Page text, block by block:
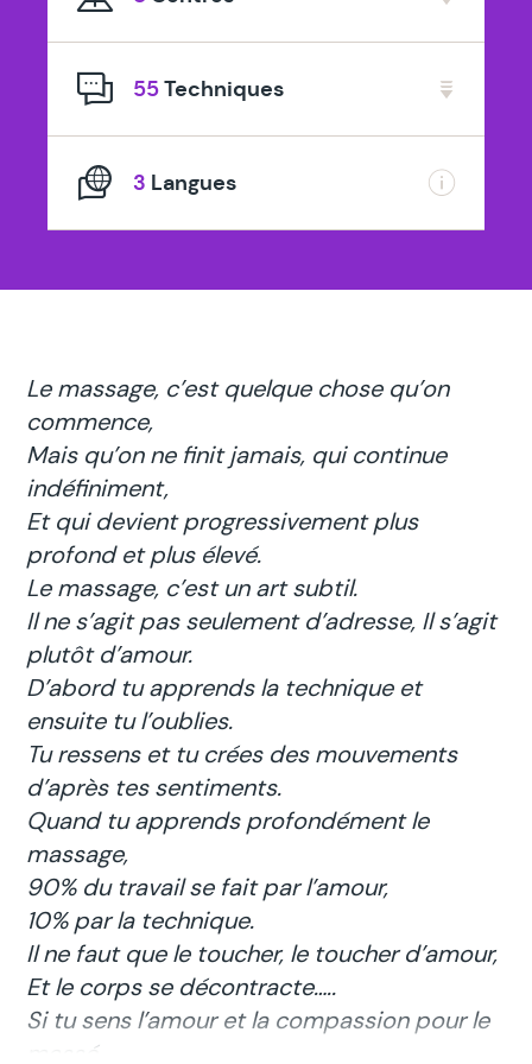
en
55Techniques
3 Langues
Le massage, c’est quelque chose qu’on
commence,
Mais qu’on ne finit jamais, qui continue
indéfiniment,
Et qui devient progressivement plus
profond et plus élevé.
Le massage, c’est un art subtil.
Il ne s’agit pas seulement d’adresse, Il s’agit
plutôt d’amour.
D’abord tu apprends la technique et
ensuite tu l’oublies.
Tu ressens et tu crées des mouvements
d’après tes sentiments.
Quand tu apprends profondément le
massage,
90% du travail se fait par l’amour,
10% par la technique.
Il ne faut que le toucher, le toucher d’amour,
Et le corps se décontracte…..
Si tu sens l’amour et la compassion pour le
massé,